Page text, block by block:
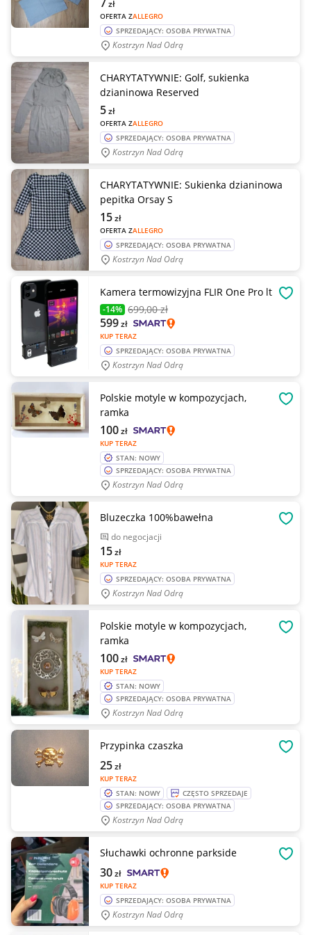
OFERTA ZALLEGRO
zł
SPRZEDAJĄCY: OSOBA PRYWATNA
Kostrzyn Nad Odrą
CHARYTATYWNIE: Golf, sukienka
dzianinowa Reserved
OFERTA ZALLEGRO
5zł
SPRZEDAJĄCY: OSOBA PRYWATNA
Kostrzyn Nad Odrą
CHARYTATYWNIE: Sukienka dzianinowa
pepitka Orsay S
OFERTA ZALLEGRO
15zł
SPRZEDAJĄCY: OSOBA PRYWATNA
Kostrzyn Nad Odrą
Kamera termowizyjna FLIR One Pro lt
-14% 699,00 zł
KUP TERAZ
599zł
SPRZEDAJĄCY: OSOBA PRYWATNA
Kostrzyn Nad Odrą
Polskie motyle w kompozycjach,
ramka
KUP TERAZ
100zł
STAN: NOWY
SPRZEDAJĄCY: OSOBA PRYWATNA
Kostrzyn Nad Odrą
Bluzeczka 100%bawełna
do negocjacji
KUP TERAZ
15zł
SPRZEDAJĄCY: OSOBA PRYWATNA
Kostrzyn Nad Odrą
Polskie motyle w kompozycjach,
ramka
KUP TERAZ
100zł
STAN: NOWY
SPRZEDAJĄCY: OSOBA PRYWATNA
Kostrzyn Nad Odrą
Przypinka czaszka
KUP TERAZ
25zł
STAN: NOWY
CZĘSTO SPRZEDAJE
SPRZEDAJĄCY: OSOBA PRYWATNA
Kostrzyn Nad Odrą
Słuchawki ochronne parkside
KUP TERAZ
30zł
SPRZEDAJĄCY: OSOBA PRYWATNA
Kostrzyn Nad Odrą